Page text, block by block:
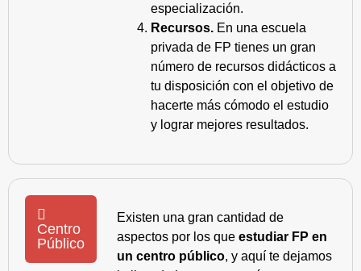
especialización.
Recursos. En una escuela
privada de FP tienes un gran
número de recursos didácticos a
tu disposición con el objetivo de
hacerte más cómodo el estudio
y lograr mejores resultados.
Centro
Público
Existen una gran cantidad de
aspectos por los que estudiar FP en
un centro público, y aquí te dejamos